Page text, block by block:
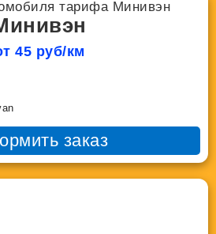
45 руб/км
заказ